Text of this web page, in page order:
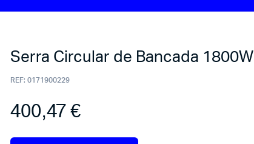
Serra Circular de Bancada 1800W
REF: 0171900229
400,47€